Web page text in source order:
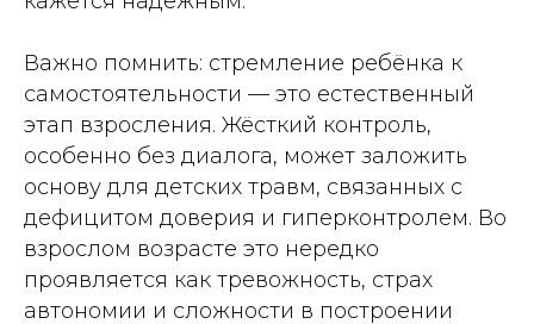
Важно помнить: стремление ребёнка к
самостоятельности — это естественный
этап взросления. Жёсткий контроль,
особенно без диалога, может заложить
основу для детских травм, связанных с
дефицитом доверия и гиперконтролем. Во
взрослом возрасте это нередко
проявляется как тревожность, страх
автономии и сложности в построении